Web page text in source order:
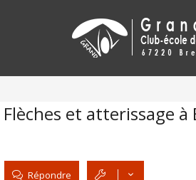
Flèches et atterissage
Répondre